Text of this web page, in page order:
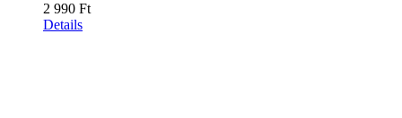
2 990 Ft
Details